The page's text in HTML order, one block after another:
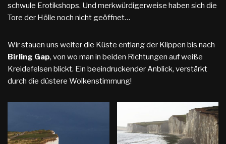
schwule Erotikshops. Und merkwürdigerweise haben sich die
Tore der Hölle noch nicht geöffnet…
Wir stauen uns weiter die Küste entlang der Klippen bis nach
Birling Gap, von wo man in beiden Richtungen auf weiße
Kreidefelsen blickt. Ein beeindruckender Anblick, verstärkt
durch die düstere Wolkenstimmung!